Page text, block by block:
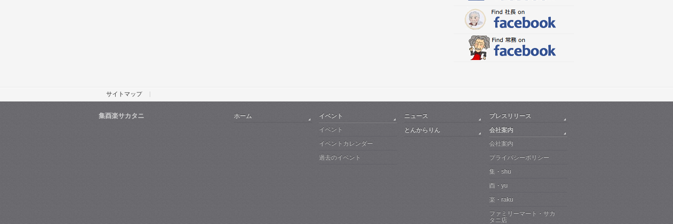
サイトマップ
集酉楽サカタニ ホーム イベント
イベント
イベントカレンダー
過去のイベント
ニュース プレスリリース
とんからりん 会社案内
会社案内
プライバシーポリシー
集・shu
酉・yu
楽・raku
ファミリーマート・サカ
タニ店